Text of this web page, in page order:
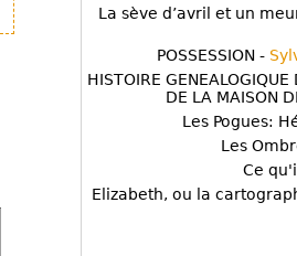
La sève d’avril et un
POSSESSION -
HISTOIRE
DE LA MAISON
Les Pogues:
Les
Ce
Elizabeth, ou la